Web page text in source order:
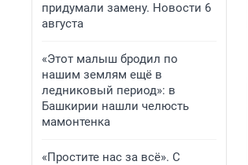
придумали замену. Новости 6
августа
«Этот малыш бродил по
нашим землям ещё в
ледниковый период»: в
Башкирии нашли челюсть
мамонтенка
«Простите нас за всё». С